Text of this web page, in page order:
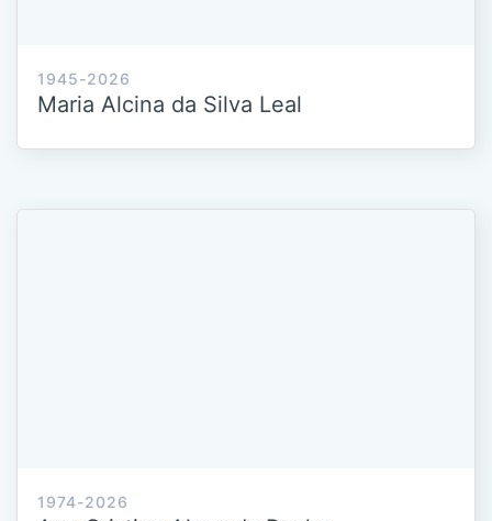
1945-2026
Maria Alcina da Silva Leal
1974-2026